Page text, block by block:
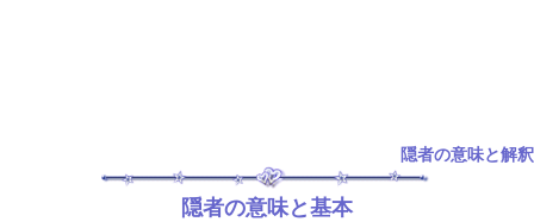
隠者の意味と解釈
隠者の意味と基本